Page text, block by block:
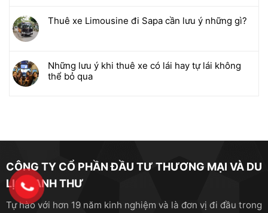
Thuê xe Limousine đi Sapa cần lưu ý những gì?
Những lưu ý khi thuê xe có lái hay tự lái không
thể bỏ qua
CÔNG TY CỔ PHẦN ĐẦU TƯ THƯƠNG MẠI VÀ DU
LỊCH ANH THƯ
Tự hào với hơn 19 năm kinh nghiệm và là đơn vị đi đầu trong